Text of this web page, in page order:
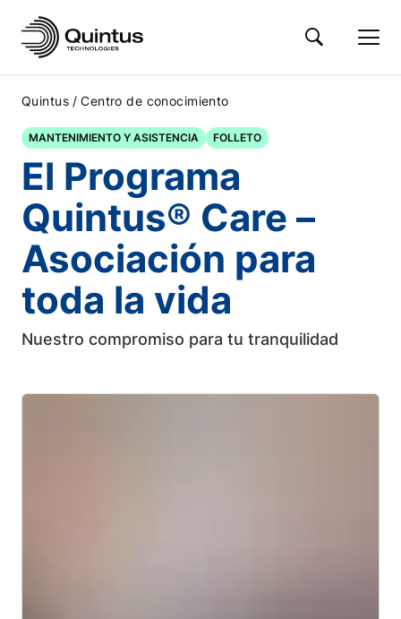
Quintus / Centro de conocimiento
MANTENIMIENTO Y ASISTENCIA FOLLETO
El Programa
Quintus® Care –
Asociación para
toda la vida
Nuestro compromiso para tu tranquilidad